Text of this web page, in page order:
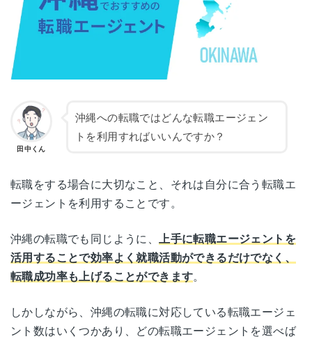
田中くん
沖縄への転職ではどんな転職エージェン
トを利用すればいいんですか？
転職をする場合に大切なこと、それは自分に合う転職エ
ージェントを利用することです。
沖縄の転職でも同じように、上手に転職エージェントを
活用することで効率よく就職活動ができるだけでなく、
転職成功率も上げることができます。
しかしながら、沖縄の転職に対応している転職エージェ
ント数はいくつかあり、どの転職エージェントを選べば